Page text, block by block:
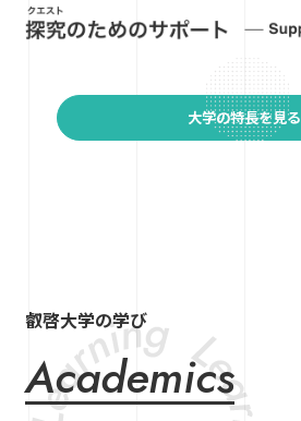
大学の特長を見る
叡啓大学の学び
Academics